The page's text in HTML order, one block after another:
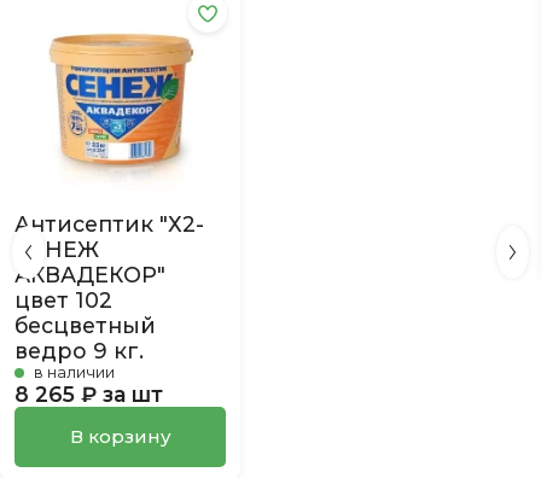
Антисептик "Х2-
СЕНЕЖ
АКВАДЕКОР"
цвет 102
бесцветный
ведро 9 кг.
в наличии
8 265 ₽ за шт
В корзину